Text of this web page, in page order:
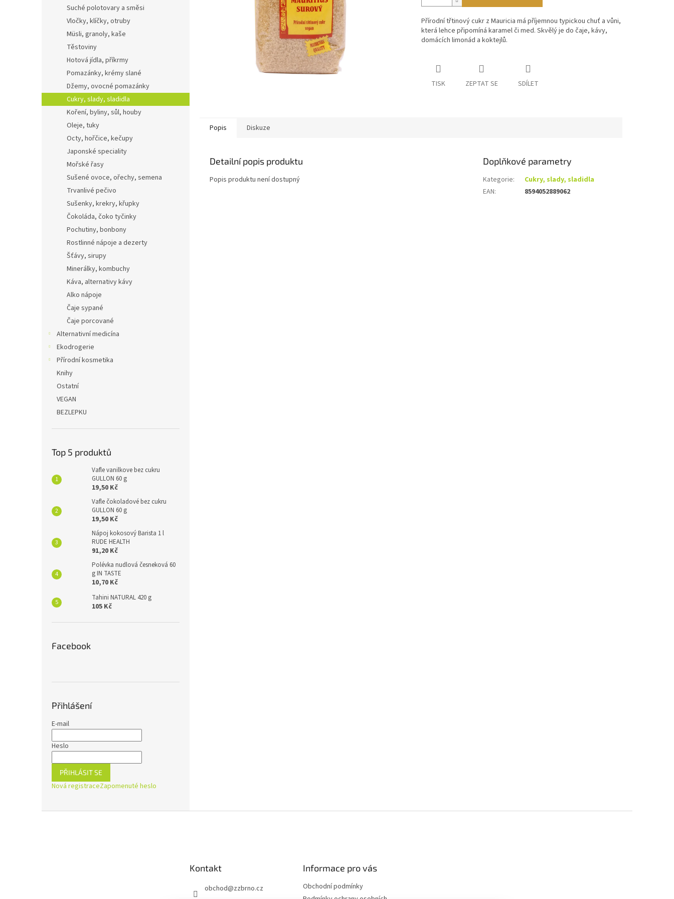
Suché polotovary a směsi
Vločky, klíčky, otruby
Müsli, granoly, kaše
Těstoviny
Hotová jídla, příkrmy
Pomazánky, krémy slané
Džemy, ovocné pomazánky
Cukry, slady, sladidla
Koření, byliny, sůl, houby
Oleje, tuky
Octy, hořčice, kečupy
Japonské speciality
Mořské řasy
Sušené ovoce, ořechy, semena
Trvanlivé pečivo
Sušenky, krekry, křupky
Čokoláda, čoko tyčinky
Pochutiny, bonbony
Rostlinné nápoje a dezerty
Šťávy, sirupy
Minerálky, kombuchy
Káva, alternativy kávy
Alko nápoje
Čaje sypané
Čaje porcované
Alternativní medicína
Ekodrogerie
Přírodní kosmetika
Knihy
Ostatní
VEGAN
BEZLEPKU
Top 5 produktů
Vafle vanilkove bez cukru
GULLON 60 g
19,50 Kč
Vafle čokoladové bez cukru
GULLON 60 g
19,50 Kč
Nápoj kokosový Barista 1 l
RUDE HEALTH
91,20 Kč
Polévka nudlová česneková 60
g IN TASTE
10,70 Kč
Tahini NATURAL 420 g
105 Kč
Facebook
Přihlášení
E-mail
Heslo
PŘIHLÁSIT SE
Nová registraceZapomenuté heslo
Přírodní třtinový cukr z Mauricia má příjemnou typickou chuť a vůni,
která lehce připomíná karamel či med. Skvělý je do čaje, kávy,
domácích limonád a koktejlů.
TISK ZEPTAT SE SDÍLET
Popis Diskuze
Detailní popis produktu
Popis produktu není dostupný
Doplňkové parametry
Kategorie:
Cukry, slady, sladidla
EAN: 8594052889062
Kontakt
obchod@zzbrno.cz
Informace pro vás
Obchodní podmínky